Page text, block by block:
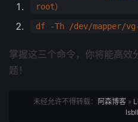
root）
df -Th /dev/mapper/
掌握这三个命令，你将能高效
题！
未经允许不得转载： 阿森博客»